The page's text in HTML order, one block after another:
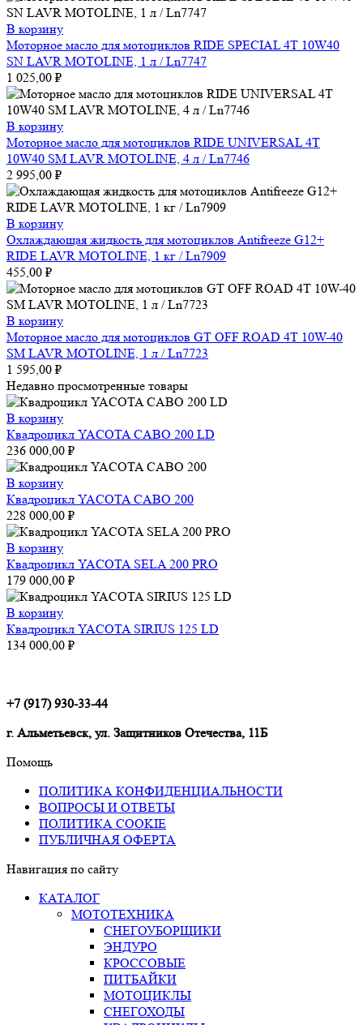
В корзину
Моторное масло для мотоциклов RIDE SPECIAL 4Т 10W40
SN LAVR MOTOLINE, 1 л / Ln7747
1 025,00 ₽
В корзину
Моторное масло для мотоциклов RIDE UNIVERSAL 4Т
10W40 SM LAVR MOTOLINE, 4 л / Ln7746
2 995,00 ₽
В корзину
Охлаждающая жидкость для мотоциклов Antifreeze G12+
RIDE LAVR MOTOLINE, 1 кг / Ln7909
455,00 ₽
В корзину
Моторное масло для мотоциклов GT OFF ROAD 4T 10W-40
SM LAVR MOTOLINE, 1 л / Ln7723
1 595,00 ₽
Недавно просмотренные товары
В корзину
Квадроцикл YACOTA CABO 200 LD
236 000,00 ₽
В корзину
Квадроцикл YACOTA CABO 200
228 000,00 ₽
В корзину
Квадроцикл YACOTA SELA 200 PRO
179 000,00 ₽
В корзину
Квадроцикл YACOTA SIRIUS 125 LD
134 000,00 ₽
+7 (917) 930-33-44
г. Альметьевск, ул. Защитников Отечества, 11Б
Помощь
ПОЛИТИКА КОНФИДЕНЦИАЛЬНОСТИ
ВОПРОСЫ И ОТВЕТЫ
ПОЛИТИКА COOKIE
ПУБЛИЧНАЯ ОФЕРТА
Навигация по сайту
КАТАЛОГ
МОТОТЕХНИКА
СНЕГОУБОРЩИКИ
ЭНДУРО
КРОССОВЫЕ
ПИТБАЙКИ
МОТОЦИКЛЫ
СНЕГОХОДЫ